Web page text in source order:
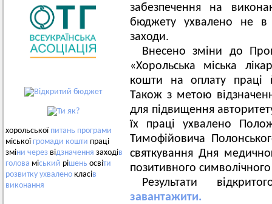
хорольської питань програми
міськоїгромади кошти праці
зміни через відзначення заходів
голова міський рішень освіти
розвитку ухвалено класів
виконання
забезпечення на
бюджету ухвалено не
заходи.
Внесено зміни до
«Хорольська міська
кошти на оплату праці
Також з метою
для підвищення
їх праці ухвалено
Тимофійовича
святкування Дня
позитивного
Результати
завантажити.